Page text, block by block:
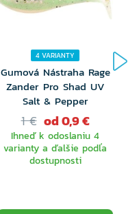
4 VARIANTY
Gumová Nástraha Rage
Zander Pro Shad UV
Salt & Pepper
1 € od 0,9 €
Ihneď k odoslaniu 4
varianty a ďalšie podľa
dostupnosti